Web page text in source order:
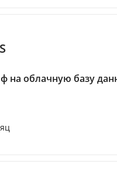
на облачную базу